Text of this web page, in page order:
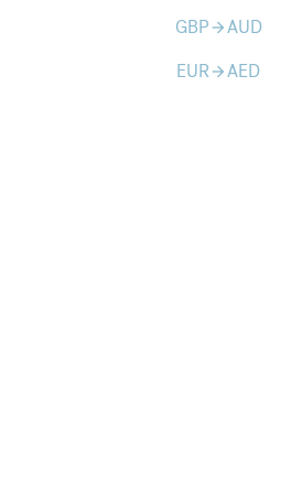
GBParrow_forwardAUD
EURarrow_forwardAED